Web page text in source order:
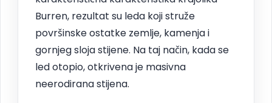
Burren, rezultat su leda koji struže
površinske ostatke zemlje, kamenja i
gornjeg sloja stijene. Na taj način, kada se
led otopio, otkrivena je masivna
neerodirana stijena.